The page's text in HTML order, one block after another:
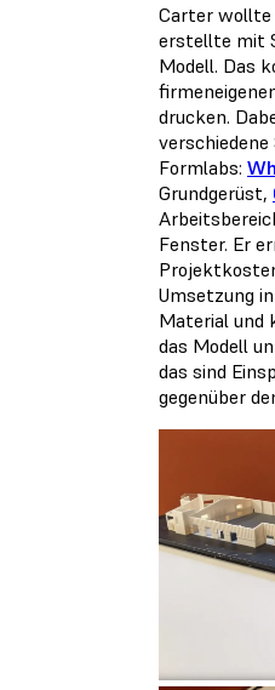
Carter wollte
erstellte mit
Modell. Das
drucken.
Formlabs:
Grundgerüst,
Fenster. Er
Umsetzung
Material und
das Modell
das sind
gegenüber